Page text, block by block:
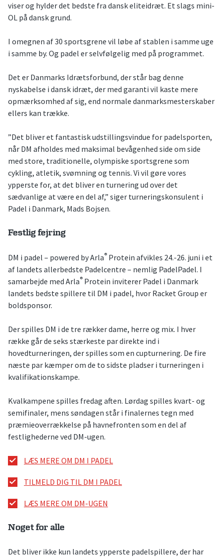
viser og hylder det bedste fra dansk eliteidræt. Et slags mini-
OL på dansk grund.
I omegnen af 30 sportsgrene vil løbe af stablen i samme uge
i samme by. Og padel er selvfølgelig med på programmet.
Det er Danmarks Idrætsforbund, der står bag denne
nyskabelse i dansk idræt, der med garanti vil kaste mere
opmærksomhed af sig, end normale danmarksmesterskaber
ellers kan trække.
”Det bliver et fantastisk udstillingsvindue for padelsporten,
når DM afholdes med maksimal bevågenhed side om side
med store, traditionelle, olympiske sportsgrene som
cykling, atletik, svømning og tennis. Vi vil gøre vores
ypperste for, at det bliver en turnering ud over det
sædvanlige at være en del af,” siger turneringskonsulent i
Padel i Danmark, Mads Bojsen.
Festlig fejring
DM i padel – powered by Arla® Protein afvikles 24.-26. juni i et
af landets allerbedste Padelcentre – nemlig PadelPadel. I
samarbejde med Arla® Protein inviterer Padel i Danmark
landets bedste spillere til DM i padel, hvor Racket Group er
boldsponsor.
Der spilles DM i de tre rækker dame, herre og mix. I hver
række går de seks stærkeste par direkte ind i
hovedturneringen, der spilles som en cupturnering. De fire
næste par kæmper om de to sidste pladser i turneringen i
kvalifikationskampe.
Kvalkampene spilles fredag aften. Lørdag spilles kvart- og
semifinaler, mens søndagen står i finalernes tegn med
præmieoverrækkelse på havnefronten som en del af
festlighederne ved DM-ugen.
LÆS MERE OM DM I PADEL
TILMELD DIG TIL DM I PADEL
LÆS MERE OM DM-UGEN
Noget for alle
Det bliver ikke kun landets ypperste padelspillere, der har